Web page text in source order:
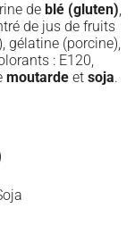
de blé (gluten),
de jus de fruits
gélatine (porcine),
: E120,
moutarde et soja.